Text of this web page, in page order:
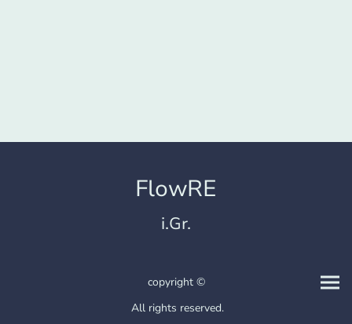
FlowRE
i.Gr.
copyright ©
All rights reserved.